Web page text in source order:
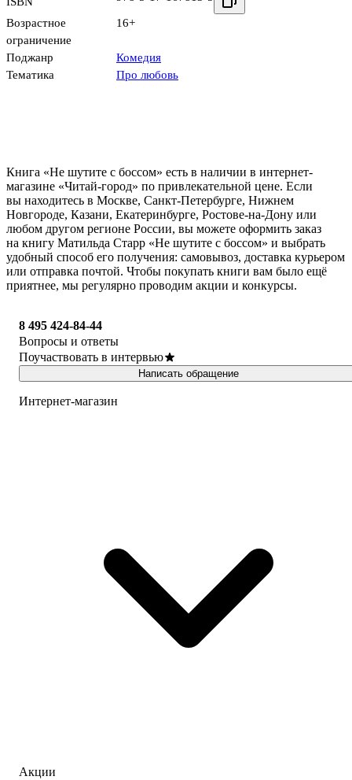
Возрастное
ограничение
16+
Поджанр
Комедия
Тематика
Про любовь
Книга «Не шутите с боссом» есть в наличии в интернет-
магазине «Читай-город» по привлекательной цене. Если
вы находитесь в Москве, Санкт-Петербурге, Нижнем
Новгороде, Казани, Екатеринбурге, Ростове-на-Дону или
любом другом регионе России, вы можете оформить заказ
на книгу Матильда Старр «Не шутите с боссом» и выбрать
удобный способ его получения: самовывоз, доставка курьером
или отправка почтой. Чтобы покупать книги вам было ещё
приятнее, мы регулярно проводим акции и конкурсы.
8 495 424-84-44
Вопросы и ответы
Поучаствовать в интервью
Написать обращение
Интернет-магазин
Акции